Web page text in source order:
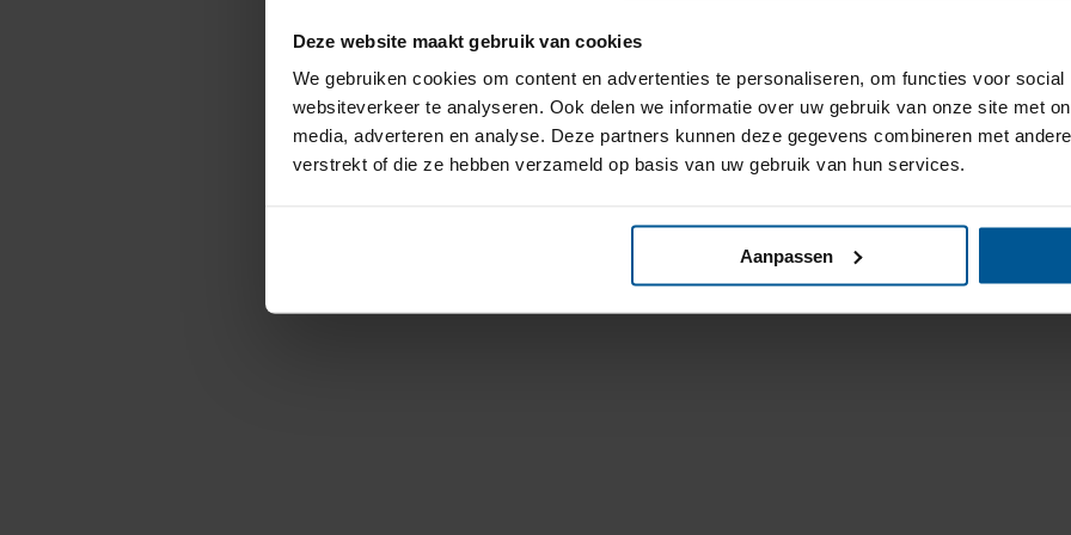
Deze website maakt gebruik van cookies
We gebruiken cookies om content en advertenties te personaliseren, om functies voor
websiteverkeer te analyseren. Ook delen we informatie over uw gebruik van onze site met
media, adverteren en analyse. Deze partners kunnen deze gegevens combineren met
verstrekt of die ze hebben verzameld op basis van uw gebruik van hun services.
Aanpassen